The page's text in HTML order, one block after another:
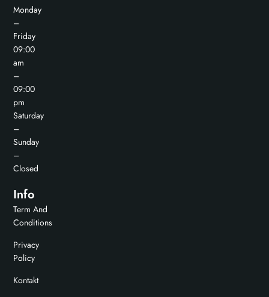
Monday
–
Friday
09:00
am
–
09:00
pm
Saturday
–
Sunday
–
Closed
Info
Term And
Conditions
Privacy
Policy
Kontakt